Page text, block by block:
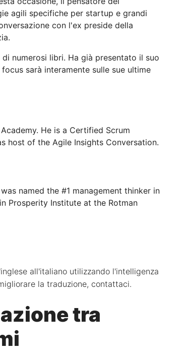
agili specifiche per startup e grandi
con l'ex preside della
numerosi libri. Ha già presentato il suo
sarà interamente sulle sue ultime
He is a Certified Scrum
host of the Agile Insights Conversation.
named the #1 management thinker in
Prosperity Institute at the Rotman
all'italiano utilizzando l'intelligenza
la traduzione, contattaci.
tra